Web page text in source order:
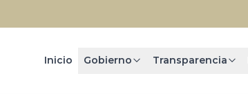
Inicio Gobierno Transparencia